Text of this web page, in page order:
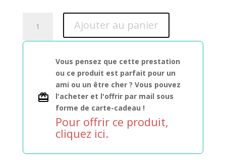
Skin
Ajouter au panier
Vous pensez que cette prestation
ou ce produit est parfait pour un
ami ou un être cher ? Vous pouvez
l'acheter et l'offrir par mail sous
forme de carte-cadeau !
Pour offrir ce produit,
cliquez ici.